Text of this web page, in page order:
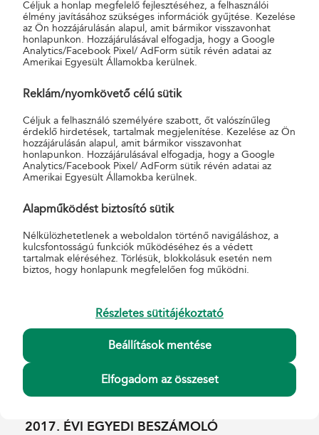
2018. ÉVI KONSZOLIDÁLT BESZÁMOLÓ
Közgyűlési Határozat - konszolidált beszámoló 2018.
Eredménykimutatás - konszolidált beszámoló 2018.
Könyvvizsgálói jelentés - konszolidált beszámoló 2018.
2018. ÉVI EGYEDI BESZÁMOLÓ
Közgyűlési Határozat - egyedi beszámoló 2018.
Kiegészítő melléklet - egyedi beszámoló 2018.
Mérleg - egyedi beszámoló 2018.
Közgyűlési Határozat - konszolidált beszámoló 2017.
Kiegészítő melléklet - konszolidált beszámoló 2017.
Mérleg - konszolidált beszámoló 2017.
2017. ÉVI EGYEDI BESZÁMOLÓ
Céljuk a honlap megfelelő fejlesztéséhez, a felhasználói
élmény javításához szükséges információk gyűjtése. Kezelése
az Ön hozzájárulásán alapul, amit bármikor visszavonhat
honlapunkon. Hozzájárulásával elfogadja, hogy a Google
Analytics/Facebook Pixel/ AdForm sütik révén adatai az
Amerikai Egyesült Államokba kerülnek.
Reklám/nyomkövető célú sütik
Céljuk a felhasználó személyére szabott, őt valószínűleg
érdeklő hirdetések, tartalmak megjelenítése. Kezelése az Ön
hozzájárulásán alapul, amit bármikor visszavonhat
honlapunkon. Hozzájárulásával elfogadja, hogy a Google
Analytics/Facebook Pixel/ AdForm sütik révén adatai az
Amerikai Egyesült Államokba kerülnek.
Alapműködést biztosító sütik
Nélkülözhetetlenek a weboldalon történő navigáláshoz, a
kulcsfontosságú funkciók működéséhez és a védett
tartalmak eléréséhez. Törlésük, blokkolásuk esetén nem
biztos, hogy honlapunk megfelelően fog működni.
Részletes sütitájékoztató
Beállítások mentése
Elfogadom az összeset